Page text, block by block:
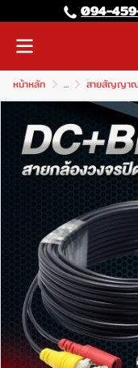
094-
หน้าหลัก ... สายสัญญา